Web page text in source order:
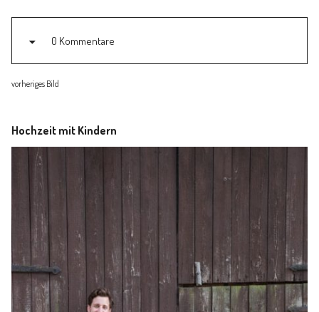
Mathe für Mamas
0 Kommentare
vorheriges Bild
Hochzeit mit Kindern